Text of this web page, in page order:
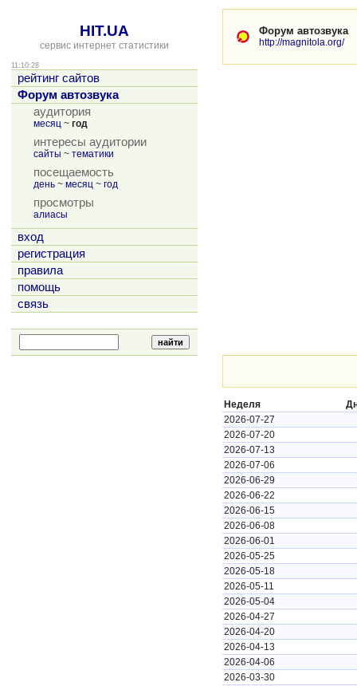
HIT.UA
сервис интернет статистики
11:10:28
рейтинг сайтов
Форум автозвука
аудитория
месяц ~ год
интересы аудитории
сайты ~ тематики
посещаемость
день ~ месяц ~ год
просмотры
алиасы
вход
регистрация
правила
помощь
связь
Форум автозвука
http://magnitola.org/
Неделя
2026-07-27
2026-07-20
2026-07-13
2026-07-06
2026-06-29
2026-06-22
2026-06-15
2026-06-08
2026-06-01
2026-05-25
2026-05-18
2026-05-11
2026-05-04
2026-04-27
2026-04-20
2026-04-13
2026-04-06
2026-03-30